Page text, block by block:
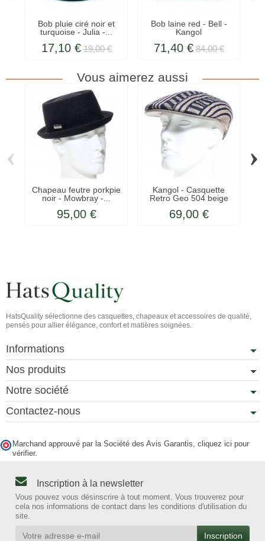
Bob pluie ciré noir et
turquoise - Julia -...
17,10 € 19,00 €
Bob laine red - Bell -
Kangol
71,40 € 84,00 €
Vous aimerez aussi
Chapeau feutre porkpie
noir - Mowbray -...
95,00 €
Kangol - Casquette
Retro Geo 504 beige
69,00 €
‹ ›
HatsQuality sélectionne des casquettes, chapeaux et accessoires de qualité,
pensés pour allier élégance, confort et matières soignées.
Informations
Nos produits
Notre société
Contactez-nous
Marchand approuvé par la Société des Avis Garantis, cliquez ici pour
vérifier.
Inscription à la newsletter
Vous pouvez vous désinscrire à tout moment. Vous trouverez pour
cela nos informations de contact dans les conditions d'utilisation du
site.